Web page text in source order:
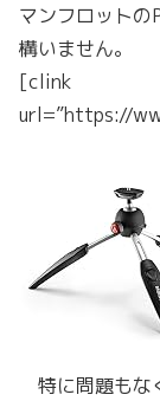
マンフロットの
構いません。
[clink
url=”https://
特に問題もな